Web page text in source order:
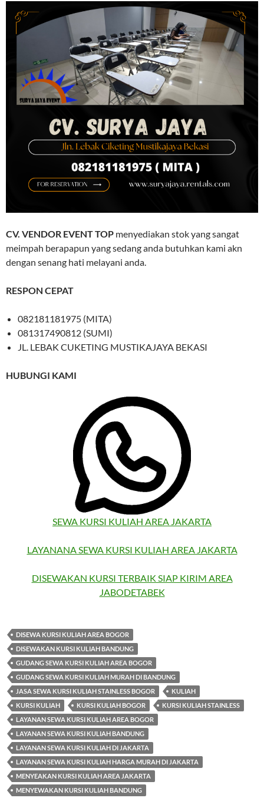
CV. VENDOR EVENT TOP menyediakan stok yang sangat
meimpah berapapun yang sedang anda butuhkan kami akn
dengan senang hati melayani anda.
RESPON CEPAT
082181181975 (MITA)
081317490812 (SUMI)
JL. LEBAK CUKETING MUSTIKAJAYA BEKASI
HUBUNGI KAMI
SEWA KURSI KULIAH AREA JAKARTA
LAYANANA SEWA KURSI KULIAH AREA JAKARTA
DISEWAKAN KURSI TERBAIK SIAP KIRIM AREA
JABODETABEK
DISEWA KURSI KULIAH AREA BOGOR
DISEWAKAN KURSI KULIAH BANDUNG
GUDANG SEWA KURSI KULIAH AREA BOGOR
GUDANG SEWA KURSI KULIAH MURAH DI BANDUNG
JASA SEWA KURSI KULIAH STAINLESS BOGOR
KULIAH
KURSI KULIAH
KURSI KULIAH BOGOR
KURSI KULIAH STAINLESS
LAYANAN SEWA KURSI KULIAH AREA BOGOR
LAYANAN SEWA KURSI KULIAH BANDUNG
LAYANAN SEWA KURSI KULIAH DI JAKARTA
LAYANAN SEWA KURSI KULIAH HARGA MURAH DI JAKARTA
MENYEAKAN KURSI KULIAH AREA JAKARTA
MENYEWAKAN KURSI KULIAH BANDUNG